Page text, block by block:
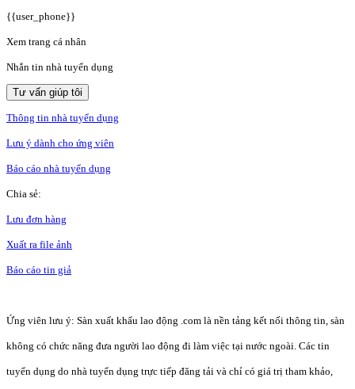
{{user_phone}}
Xem trang cá nhân
Nhắn tin nhà tuyển dụng
Tư vấn giúp tôi
Thông tin nhà tuyển dụng
Lưu ý dành cho ứng viên
Báo cáo nhà tuyển dụng
Chia sẻ:
Lưu đơn hàng
Xuất ra file ảnh
Báo cáo tin giả
Ứng viên lưu ý: Sàn xuất khẩu lao động .com là nền tảng kết nối thông tin, sàn
không có chức năng đưa người lao động đi làm việc tại nước ngoài. Các tin
tuyển dụng do nhà tuyển dụng trực tiếp đăng tải và chỉ có giá trị tham khảo,